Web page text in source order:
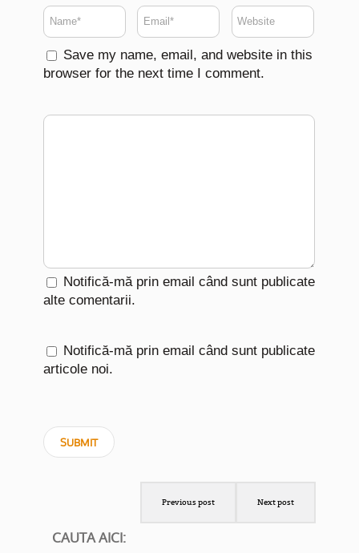
Save my name, email, and website in this
browser for the next time I comment.
Notifică-mă prin email când sunt publicate
alte comentarii.
Notifică-mă prin email când sunt publicate
articole noi.
Previous post Next post
CAUTA AICI: